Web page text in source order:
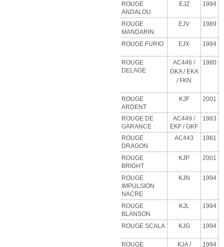
ROUGE
ANDALOU
EJZ 1994
ROUGE
MANDARIN
EJV 1989
ROUGE FURIO EJX 1994
ROUGE
DELAGE
AC446 /
GKA / EKA
/ FKN
1980
ROUGE
ARDENT
KJF 2001
ROUGE DE
GARANCE
AC449 /
EKF / GKF
1983
ROUGE
DRAGON
AC443 1981
ROUGE
BRIGHT
KJP 2001
ROUGE
IMPULSION
NACRE
KJN 1994
ROUGE
BLANSON
KJL 1994
ROUGE SCALA KJG 1994
ROUGE
KJA/
1994